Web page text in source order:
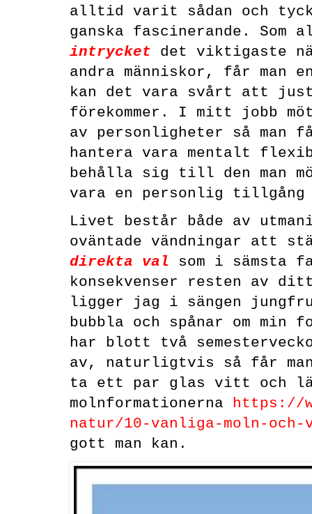
alltid varit sådan och
ganska fascinerande.
intrycket det viktigaste
andra människor, får
kan det vara svårt att
förekommer. I mitt jobb
av personligheter så man
hantera vara mentalt
behålla sig till den man
vara en personlig
Livet består både av
oväntade vändningar att
direkta val som i sämsta
konsekvenser resten av
ligger jag i sängen
bubbla och spånar om min
har blott två
av, naturligtvis så får
ta ett par glas vitt och
molnformationerna https://
natur/10-vanliga-moln-och-
gott man kan.